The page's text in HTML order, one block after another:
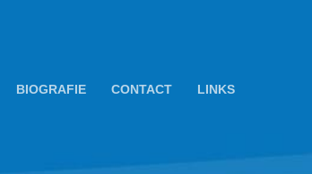
BIOGRAFIE CONTACT LINKS